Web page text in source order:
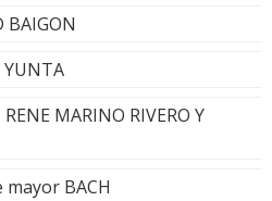
BAIGON
MARINO RIVERO Y
mayor BACH